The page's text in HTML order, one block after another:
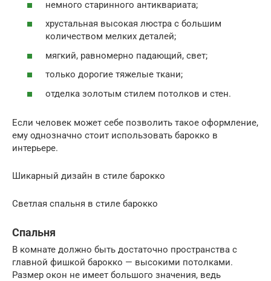
немного старинного антиквариата;
хрустальная высокая люстра с большим
количеством мелких деталей;
мягкий, равномерно падающий, свет;
только дорогие тяжелые ткани;
отделка золотым стилем потолков и стен.
Если человек может себе позволить такое оформление,
ему однозначно стоит использовать барокко в
интерьере.
Шикарный дизайн в стиле барокко
Светлая спальня в стиле барокко
Спальня
В комнате должно быть достаточно пространства с
главной фишкой барокко — высокими потолками.
Размер окон не имеет большого значения, ведь